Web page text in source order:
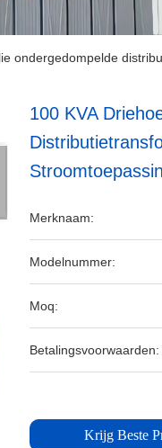
ondergedompelde
100 KVA
Merknaam:
Modelnummer:
Moq:
Betalingsvoorwaarden:
Krijg Beste